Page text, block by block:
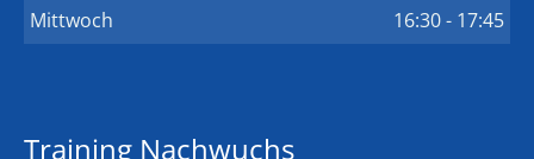
Mittwoch
16:30 - 17:45
Training Nachwuchs